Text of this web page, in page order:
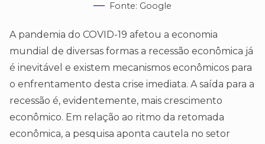
Fonte: Google
A pandemia do COVID-19 afetou a economia
mundial de diversas formas a recessão econômica já
é inevitável e existem mecanismos econômicos para
o enfrentamento desta crise imediata. A saída para a
recessão é, evidentemente, mais crescimento
econômico. Em relação ao ritmo da retomada
econômica, a pesquisa aponta cautela no setor